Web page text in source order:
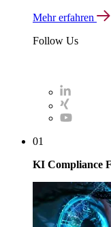
Mehr erfahren
Follow Us
01
KI Compliance